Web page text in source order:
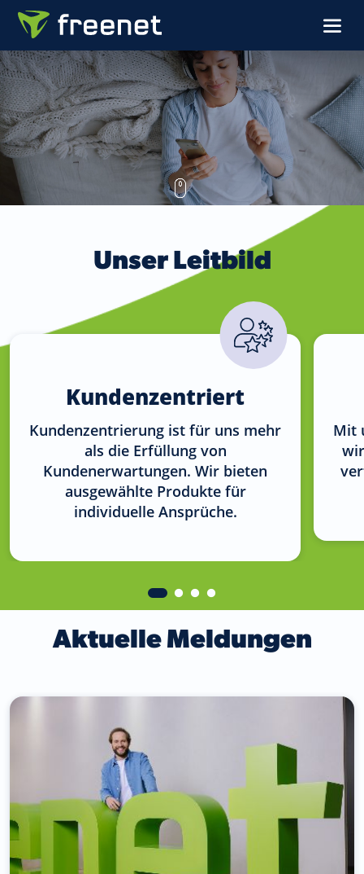
Unser Leitbild
Kunden­zentriert
Kundenzentrierung ist für uns mehr
als die Erfüllung von
Kundenerwartungen. Wir bieten
ausgewählte Produkte für
individuelle Ansprüche.
Mit
Aktuelle Meldungen